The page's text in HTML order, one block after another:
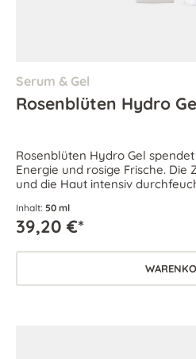
Serum & Gel
Rosenblüten Hydro
Rosenblüten Hydro Gel
Energie und rosige Frische.
und die Haut intensiv
Inhalt: 50 ml
39,20 €*